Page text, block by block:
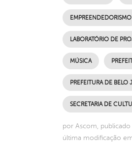
EMPREENDEDORISMO
LABORATÓRIO DE
MÚSICA
PREFEITURA DE BELO
SECRETARIA DE
por Ascom,
última modificação